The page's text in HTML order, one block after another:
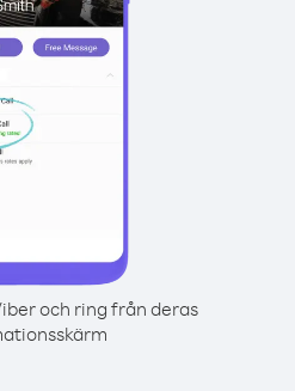
och ring från deras